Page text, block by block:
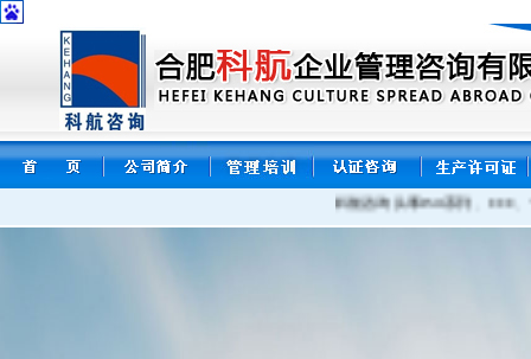
科航咨询从事ISO系列、CCC、十